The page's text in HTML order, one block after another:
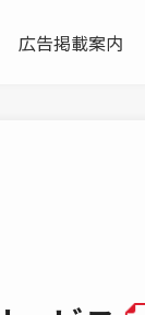
広告掲載案内